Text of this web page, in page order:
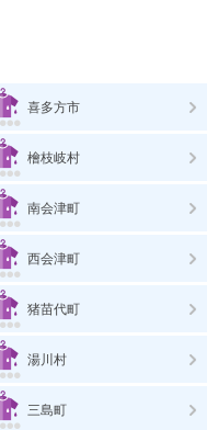
喜多方市
檜枝岐村
南会津町
西会津町
猪苗代町
湯川村
三島町